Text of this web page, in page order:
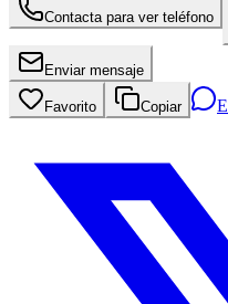
Contacta para ver teléfono
Enviar mensaje
Favorito Copiar